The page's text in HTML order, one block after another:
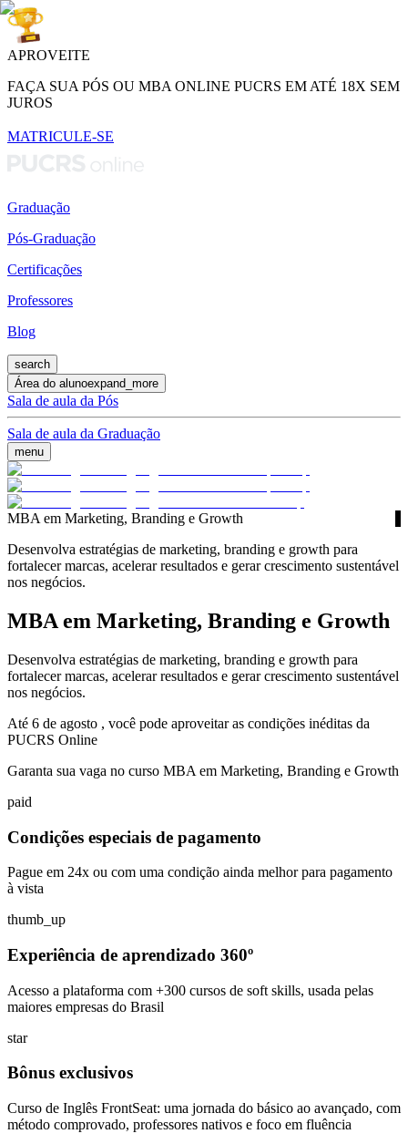
APROVEITE
FAÇA SUA PÓS OU MBA ONLINE PUCRS EM ATÉ 18X SEM
JUROS
MATRICULE-SE
Graduação
Pós-Graduação
Certificações
Professores
Blog
search
Área do alunoexpand_more
Sala de aula da Pós
Sala de aula da Graduação
menu
MBA em Marketing, Branding e Growth
Desenvolva estratégias de marketing, branding e growth para
fortalecer marcas, acelerar resultados e gerar crescimento sustentável
nos negócios.
MBA em Marketing, Branding e Growth
Desenvolva estratégias de marketing, branding e growth para
fortalecer marcas, acelerar resultados e gerar crescimento sustentável
nos negócios.
Até 6 de agosto , você pode aproveitar as condições inéditas da
PUCRS Online
Garanta sua vaga no curso MBA em Marketing, Branding e Growth
paid
Condições especiais de pagamento
Pague em 24x ou com uma condição ainda melhor para pagamento
à vista
thumb_up
Experiência de aprendizado 360º
Acesso a plataforma com +300 cursos de soft skills, usada pelas
maiores empresas do Brasil
star
Bônus exclusivos
Curso de Inglês FrontSeat: uma jornada do básico ao avançado, com
método comprovado, professores nativos e foco em fluência